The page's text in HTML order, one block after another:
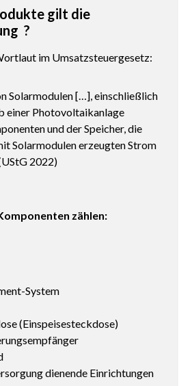
gilt die
?
im Umsatzsteuergesetz:
Solarmodulen […], einschließlich
einer Photovoltaikanlage
und der Speicher, die
Solarmodulen erzeugten Strom
2022)
zählen:
System
(Einspeisesteckdose)
dienende Einrichtungen